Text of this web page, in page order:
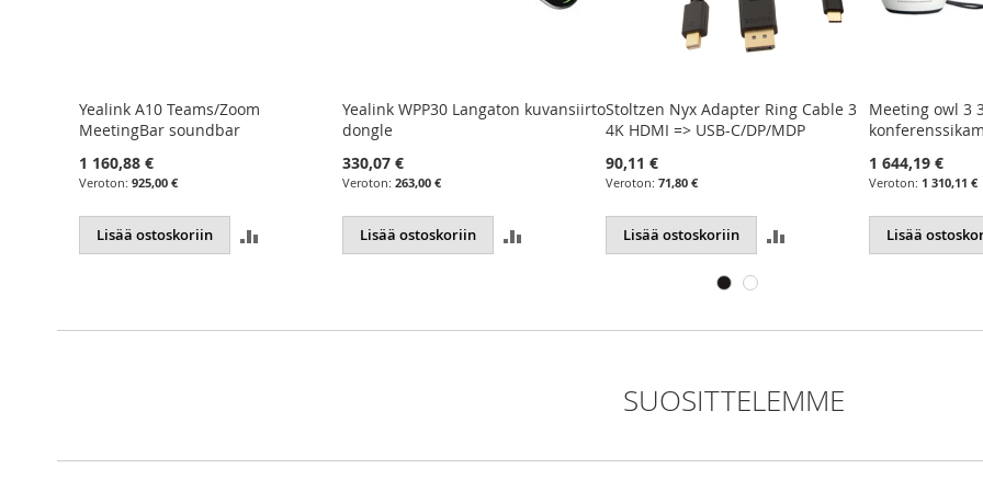
Yealink WPP30 Langaton kuvansiirto
dongle
330,07 €
263,00 €
Lisää ostoskoriin
Stoltzen Nyx Adapter Ring Cable 3
4K HDMI => USB-C/DP/MDP
90,11 €
71,80 €
Lisää ostoskoriin
Meeting owl 3 360
konferenssikamera
1 644,19 €
1 310,11 €
Lisää ostoskoriin
Optoma
623,74 €
Lisää
SUOSITTELEMME